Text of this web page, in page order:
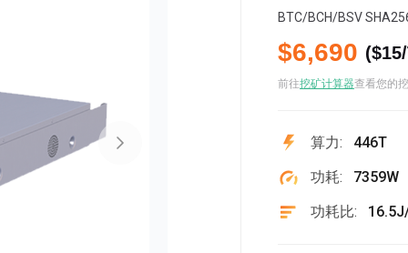
Minerbase A40-欧版
336 PCS
Minerbase A40-美版
336 PCS
$ 34,999
挖矿计算器
应用程式 
漏洞奖励计划
BTC/BCH/BSV
$6,690 (
前往挖矿计算器查看您的
算力:
446T
功耗:
7359W
功耗比: